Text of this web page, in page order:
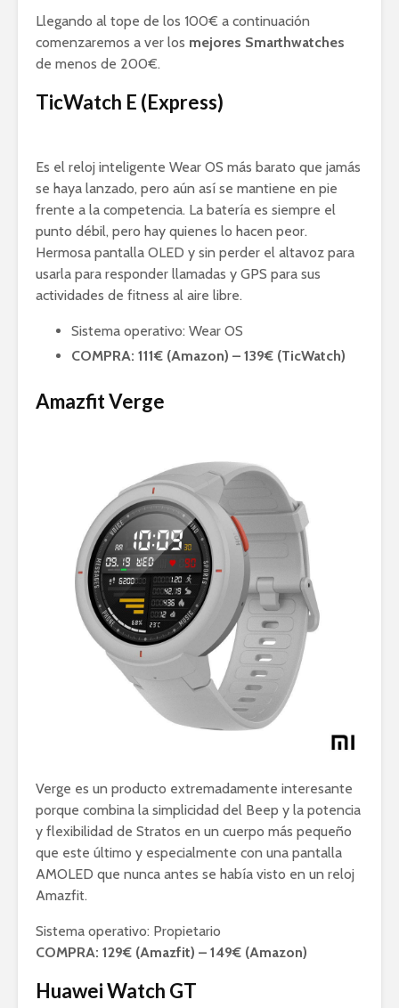
Llegando al tope de los 100€ a continuación
comenzaremos a ver los mejores Smarthwatches
de menos de 200€.
TicWatch E (Express)
Es el reloj inteligente Wear OS más barato que jamás
se haya lanzado, pero aún así se mantiene en pie
frente a la competencia. La batería es siempre el
punto débil, pero hay quienes lo hacen peor.
Hermosa pantalla OLED y sin perder el altavoz para
usarla para responder llamadas y GPS para sus
actividades de fitness al aire libre.
Sistema operativo: Wear OS
COMPRA: 111€ (Amazon) – 139€ (TicWatch)
Amazfit Verge
Verge es un producto extremadamente interesante
porque combina la simplicidad del Beep y la potencia
y flexibilidad de Stratos en un cuerpo más pequeño
que este último y especialmente con una pantalla
AMOLED que nunca antes se había visto en un reloj
Amazfit.
Sistema operativo: Propietario
COMPRA: 129€ (Amazfit) – 149€ (Amazon)
Huawei Watch GT